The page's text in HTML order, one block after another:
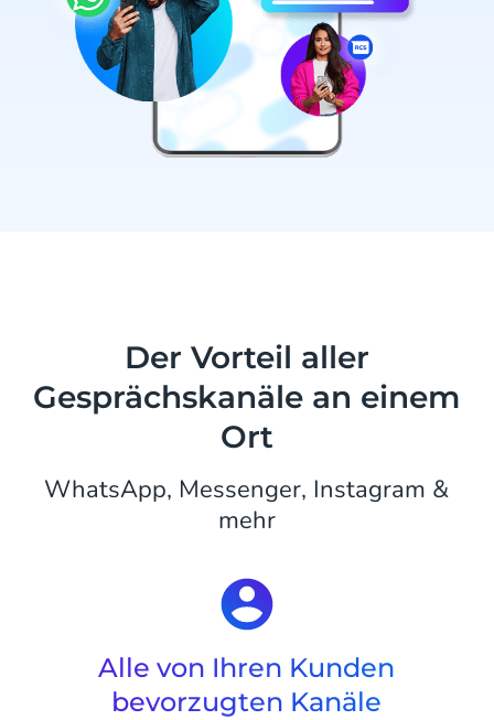
Der Vorteil aller
Gesprächskanäle an einem
Ort
WhatsApp, Messenger, Instagram &
mehr
Alle von Ihren Kunden
bevorzugten Kanäle